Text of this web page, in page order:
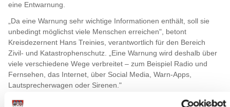
eine Entwarnung.
„Da eine Warnung sehr wichtige Informationen enthält, soll sie
unbedingt möglichst viele Menschen erreichen", betont
Kreisdezernent Hans Treinies, verantwortlich für den Bereich
Zivil- und Katastrophenschutz. „Eine Warnung wird deshalb über
viele verschiedene Wege verbreitet – zum Beispiel Radio und
Fernsehen, das Internet, über Social Media, Warn-Apps,
Lautsprecherwagen oder Sirenen."
Kontinuierlich werden auch neue und alternative Warnmittel